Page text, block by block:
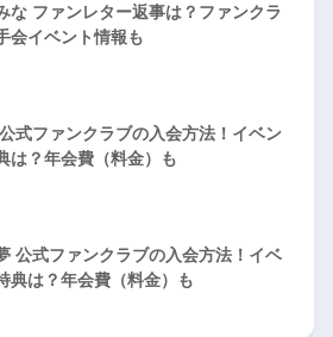
な ファンレター返事は？ファンクラ
会イベント情報も
式ファンクラブの入会方法！イベン
は？年会費（料金）も
公式ファンクラブの入会方法！イベ
典は？年会費（料金）も